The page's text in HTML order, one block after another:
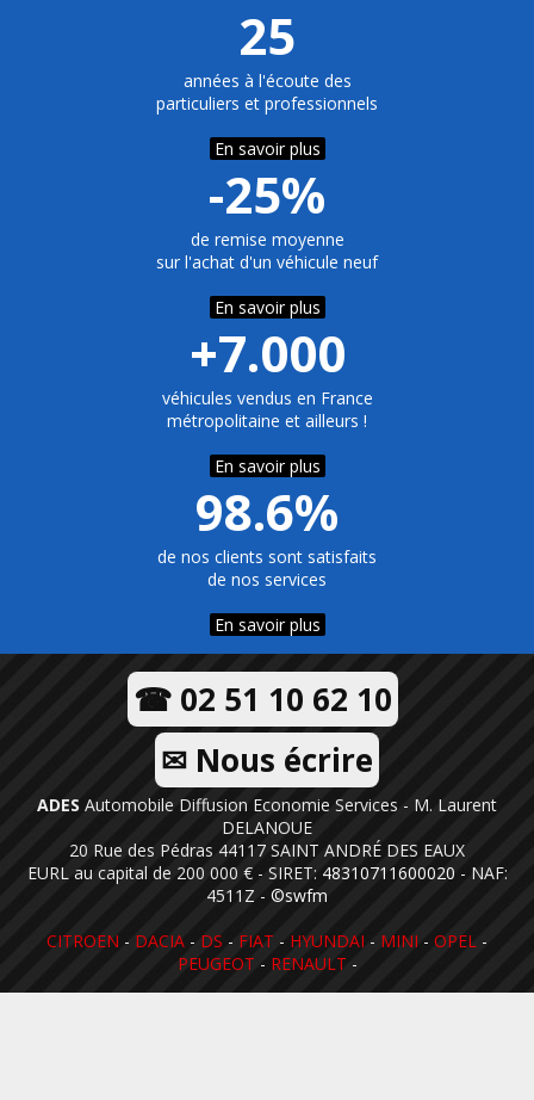
25
années à l'écoute des
particuliers et professionnels
En savoir plus
-25%
de remise moyenne
sur l'achat d'un véhicule neuf
En savoir plus
+7.000
véhicules vendus en France
métropolitaine et ailleurs !
En savoir plus
98.6%
de nos clients sont satisfaits
de nos services
En savoir plus
☎ 02 51 10 62 10
✉ Nous écrire
ADES Automobile Diffusion Economie Services - M. Laurent
DELANOUE
20 Rue des Pédras 44117 SAINT ANDRÉ DES EAUX
EURL au capital de 200 000 € - SIRET: 48310711600020 - NAF:
4511Z - ©swfm
CITROEN - DACIA - DS - FIAT - HYUNDAI - MINI - OPEL -
PEUGEOT - RENAULT -